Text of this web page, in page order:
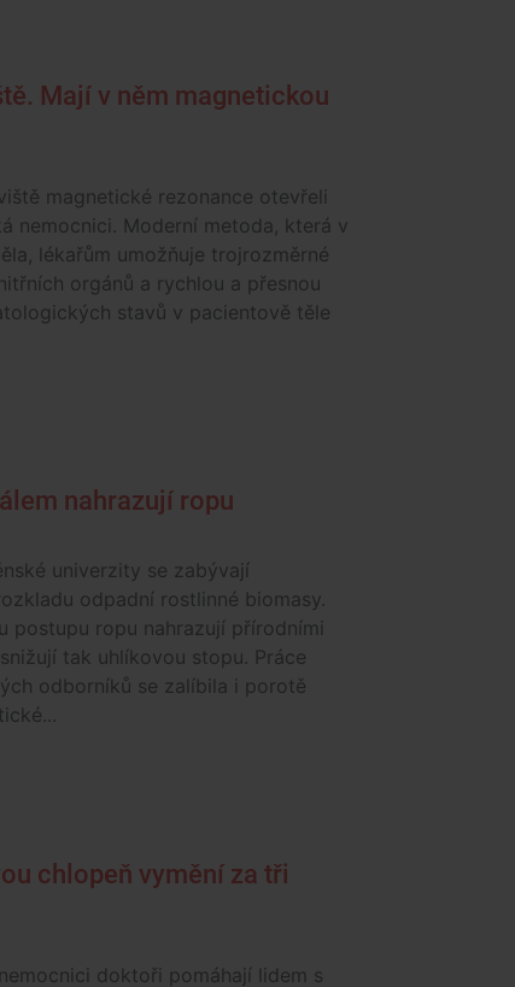
Mají v něm magnetickou
magnetické rezonance otevřeli
nemocnici. Moderní metoda, která v
lékařům umožňuje trojrozměrné
orgánů a rychlou a přesnou
stavů v pacientově těle
nahrazují ropu
univerzity se zabývají
odpadní rostlinné biomasy.
postupu ropu nahrazují přírodními
tak uhlíkovou stopu. Práce
odborníků se zalíbila i porotě
chlopeň vymění za tři
doktoři pomáhají lidem s